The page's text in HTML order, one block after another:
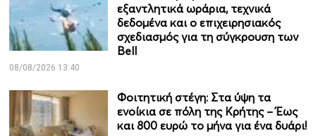
εξαντλητικά ωράρια, τεχνικά
δεδομένα και ο επιχειρησιακός
σχεδιασμός για τη σύγκρουση των
Bell
08/08/2026 13:40
Φοιτητική στέγη: Στα ύψη τα
ενοίκια σε πόλη της Κρήτης – Έως
και 800 ευρώ το μήνα για ένα δυάρι!